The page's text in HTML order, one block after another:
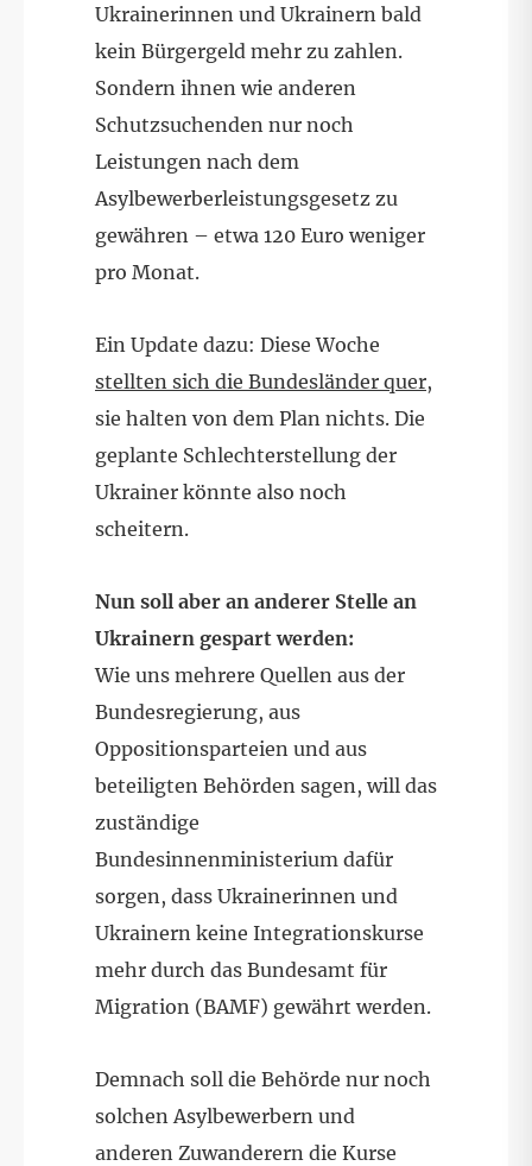
Ukrainerinnen und Ukrainern bald
kein Bürgergeld mehr zu zahlen.
Sondern ihnen wie anderen
Schutzsuchenden nur noch
Leistungen nach dem
Asylbewerberleistungsgesetz zu
gewähren – etwa 120 Euro weniger
pro Monat.
Ein Update dazu: Diese Woche
stellten sich die Bundesländer quer,
sie halten von dem Plan nichts. Die
geplante Schlechterstellung der
Ukrainer könnte also noch
scheitern.
Nun soll aber an anderer Stelle an
Ukrainern gespart werden:
Wie uns mehrere Quellen aus der
Bundesregierung, aus
Oppositionsparteien und aus
beteiligten Behörden sagen, will das
zuständige
Bundesinnenministerium dafür
sorgen, dass Ukrainerinnen und
Ukrainern keine Integrationskurse
mehr durch das Bundesamt für
Migration (BAMF) gewährt werden.
Demnach soll die Behörde nur noch
solchen Asylbewerbern und
anderen Zuwanderern die Kurse